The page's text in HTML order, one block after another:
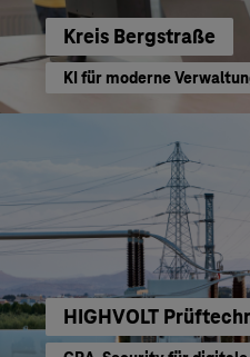
Kreis Bergstraße
KI für moderne
HIGHVOLT